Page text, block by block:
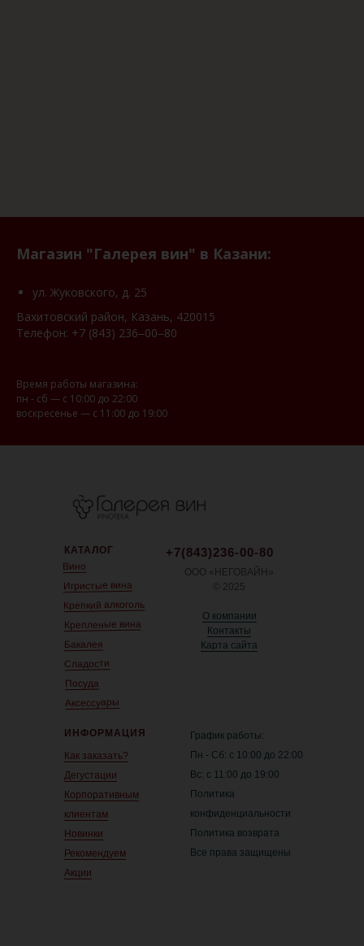
Магазин "Галерея вин" в Казани:
ул. Жуковского, д. 25
Вахитовский район, Казань, 420015
Телефон: +7 (843) 236‒00‒80
Время работы магазина:
пн - сб — с 10:00 до 22:00
воскресенье — с 11:00 до 19:00
КАТАЛОГ
Вино
Игристые вина
Крепкий алкоголь
Крепленые вина
Бакалея
Сладости
Посуда
Аксессуары
ИНФОРМАЦИЯ
Как заказать?
Дегустации
Корпоративным
клиентам
Новинки
Рекомендуем
Акции
График работы:
Пн - Сб: с 10:00 до 22:00
Вс: с 11:00 до 19:00
Политика
конфиденциальности
Политика возврата
Все права защищены
ООО «НЕГОВАЙН»
© 2025
О компании
Контакты
Карта сайта
+7(843)236-00-80